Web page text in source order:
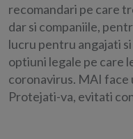
recomandari pe care
dar si companiile,
lucru pentru angajati
optiuni legale pe care
coronavirus. MAI
Protejati-va, evitati